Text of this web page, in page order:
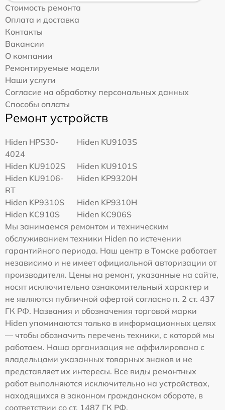
Стоимость ремонта
Оплата и доставка
Контакты
Вакансии
О компании
Ремонтируемые модели
Наши услуги
Согласие на обработку персональных данных
Способы оплаты
Ремонт устройств
Hiden HPS30-
4024
Hiden KU9103S
Hiden KU9102S
Hiden KU9101S
Hiden KU9106-
RT
Hiden KP9320H
Hiden KP9310S
Hiden KP9310H
Hiden KC910S
Hiden KC906S
Мы занимаемся ремонтом и техническим
обслуживанием техники Hiden по истечении
гарантийного периода. Наш центр в Томске работает
независимо и не имеет официальной авторизации от
производителя. Цены на ремонт, указанные на сайте,
носят исключительно ознакомительный характер и
не являются публичной офертой согласно п. 2 ст. 437
ГК РФ. Названия и обозначения торговой марки
Hiden упоминаются только в информационных целях
— чтобы обозначить перечень техники, с которой мы
работаем. Наша организация не аффилирована с
владельцами указанных товарных знаков и не
представляет их интересы. Все виды ремонтных
работ выполняются исключительно на устройствах,
находящихся в законном гражданском обороте, в
соответствии со ст. 1487 ГК РФ.